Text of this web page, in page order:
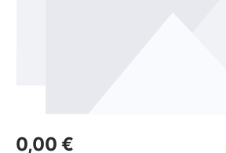
Regulärer Preis:
0,00 €